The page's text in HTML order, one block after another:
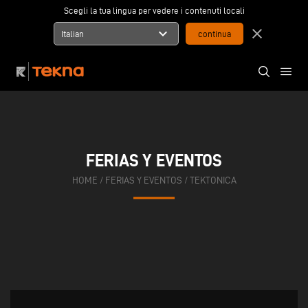
Scegli la tua lingua per vedere i contenuti locali
Italian expand_more close
FERIAS Y EVENTOS
HOME / FERIAS Y EVENTOS / TEKTONICA